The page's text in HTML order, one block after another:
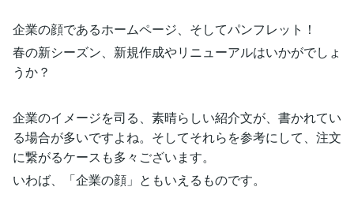
企業の顔であるホームページ、そしてパンフレット！
春の新シーズン、新規作成やリニューアルはいかがでしょ
うか？
企業のイメージを司る、素晴らしい紹介文が、書かれてい
る場合が多いですよね。そしてそれらを参考にして、注文
に繋がるケースも多々ございます。
いわば、「企業の顔」ともいえるものです。